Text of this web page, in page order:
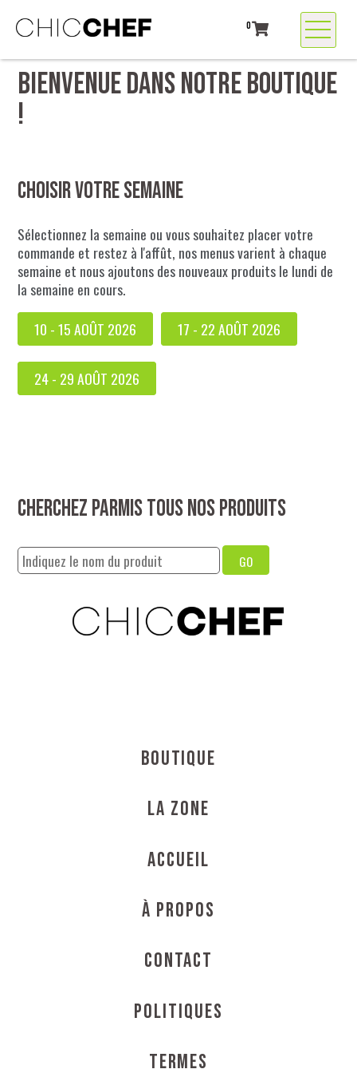
0
BIENVENUE DANS NOTRE BOUTIQUE
!
Choisir votre semaine
Sélectionnez la semaine ou vous souhaitez placer votre
commande et restez à l'affût, nos menus varient à chaque
semaine et nous ajoutons des nouveaux produits le lundi de
la semaine en cours.
10 - 15 AOÛT 2026
17 - 22 AOÛT 2026
24 - 29 AOÛT 2026
Cherchez parmis tous nos produits
GO
Boutique
La Zone
Accueil
À propos
Contact
Politiques
Termes